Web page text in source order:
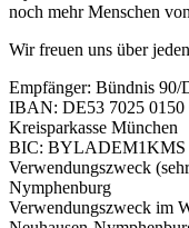
noch mehr Menschen
Wir freuen uns über
Empfänger: Bündnis 90/
IBAN: DE53 7025 0150
Kreisparkasse München
BIC: BYLADEM1KMS
Verwendungszweck
Nymphenburg
Verwendungszweck im